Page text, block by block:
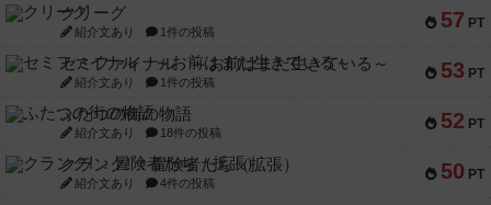
57 PT
クリーグ
紹介文あり 1件の投稿
53 PT
セミファイナル ～お前はまだ生きている～
紹介文あり 1件の投稿
52 PT
ふたつの街の物語
紹介文あり 18件の投稿
50 PT
クランク! ：冒険者たち（拡張）
紹介文あり 4件の投稿